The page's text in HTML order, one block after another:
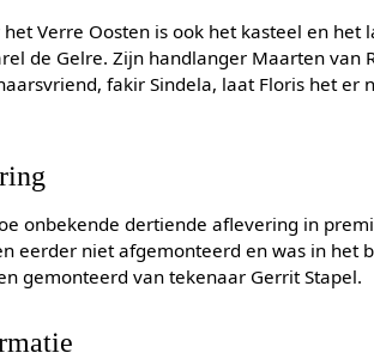
Verre Oosten is ook het kasteel en
de Gelre. Zijn handlanger Maarten van
fakir Sindela, laat Floris het
onbekende dertiende aflevering in
eerder niet afgemonteerd en was in het
gemonteerd van tekenaar Gerrit Stapel.